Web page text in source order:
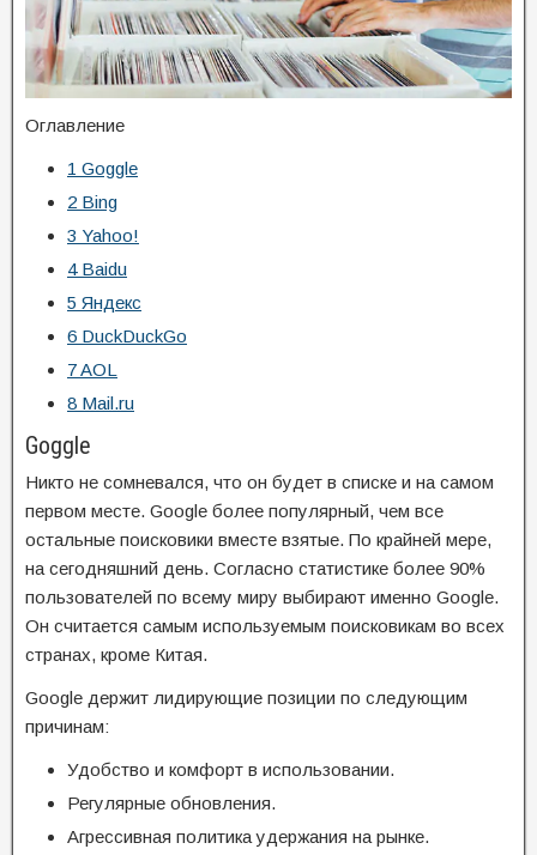
Оглавление
1 Goggle
2 Bing
3 Yahoo!
4Baidu
5 Яндекс
6 DuckDuckGo
7AOL
8 Mail.ru
Goggle
Никто не сомневался, что он будет в списке и на самом
первом месте. Google более популярный, чем все
остальные поисковики вместе взятые. По крайней мере,
на сегодняшний день. Согласно статистике более 90%
пользователей по всему миру выбирают именно Google.
Он считается самым используемым поисковикам во всех
странах, кроме Китая.
Google держит лидирующие позиции по следующим
причинам:
Удобство и комфорт в использовании.
Регулярные обновления.
Агрессивная политика удержания на рынке.